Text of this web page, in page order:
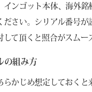
インゴット本体、海外銘
ださい。シリアル番号が
して頂くと照合がスムー
の組み方
らかじめ想定しておくと